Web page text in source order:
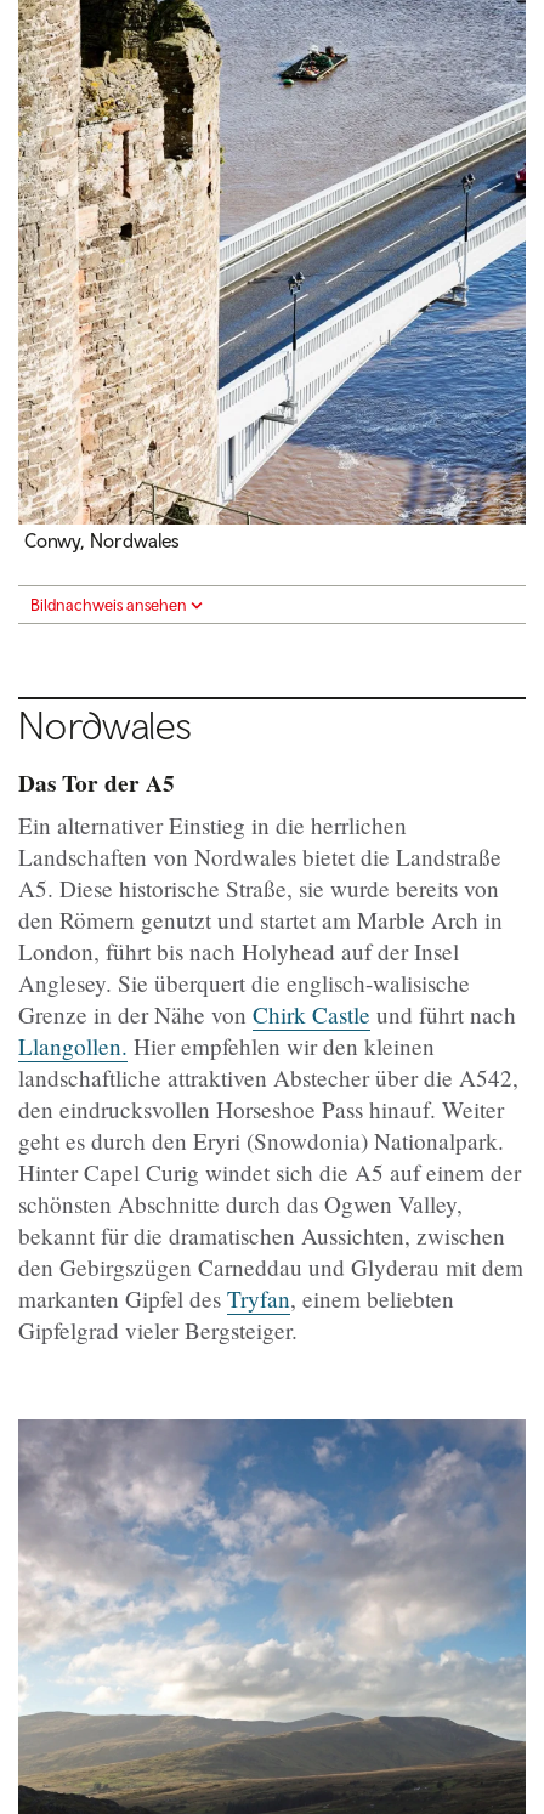
Conwy, Nordwales
Bildnachweis ansehen
Nordwales
Das Tor der A5
Ein alternativer Einstieg in die herrlichen
Landschaften von Nordwales bietet die Landstraße
A5. Diese historische Straße, sie wurde bereits von
den Römern genutzt und startet am Marble Arch in
London, führt bis nach Holyhead auf der Insel
Anglesey. Sie überquert die englisch-walisische
Grenze in der Nähe von Chirk Castle und führt nach
Llangollen. Hier empfehlen wir den kleinen
landschaftliche attraktiven Abstecher über die A542,
den eindrucksvollen Horseshoe Pass hinauf. Weiter
geht es durch den Eryri (Snowdonia) Nationalpark.
Hinter Capel Curig windet sich die A5 auf einem der
schönsten Abschnitte durch das Ogwen Valley,
bekannt für die dramatischen Aussichten, zwischen
den Gebirgszügen Carneddau und Glyderau mit dem
markanten Gipfel des Tryfan, einem beliebten
Gipfelgrad vieler Bergsteiger.